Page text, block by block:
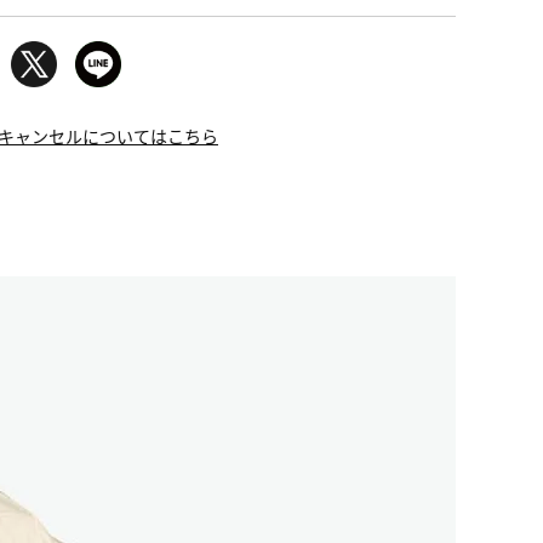
ャンセルについてはこちら